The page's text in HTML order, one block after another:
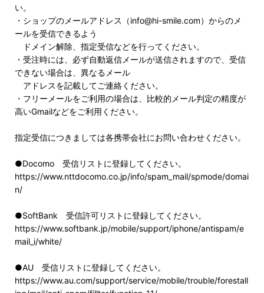
い。
・ショップのメールアドレス（info@hi-smile.com）からのメ
ールを受信できるよう
ドメイン解除、指定受信などを行ってください。
・受注時には、必ず自動返信メールが送信されますので、受信
できない場合は、異なるメール
アドレスを記載してご連絡ください。
・フリーメールをご利用の場合は、比較的メール判定の精度が
高いGmailなどをご利用ください。
指定受信につきましては各携帯会社にお問い合わせください。
●Docomo 受信リストに登録してください。
https://www.nttdocomo.co.jp/info/spam_mail/spmode/domai
n/
●SoftBank 受信許可リストに登録してください。
https://www.softbank.jp/mobile/support/iphone/antispam/e
mail_i/white/
●AU 受信リストに登録してください。
https://www.au.com/support/service/mobile/trouble/forestall